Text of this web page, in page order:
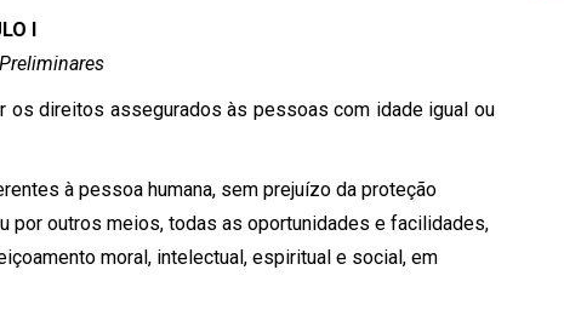
I
os direitos assegurados às pessoas com idade igual ou
à pessoa humana, sem prejuízo da proteção
por outros meios, todas as oportunidades e facilidades,
moral, intelectual, espiritual e social, em